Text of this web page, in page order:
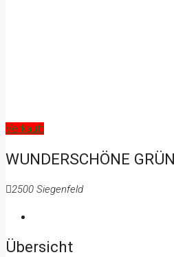
Verkauft
WUNDERSCHÖNE
2500 Siegenfeld
Übersicht